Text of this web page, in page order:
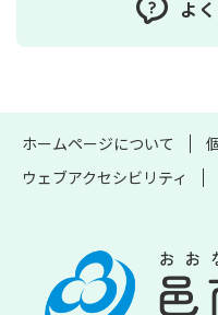
よ
ホームページについて
ウェブアクセシビリティ